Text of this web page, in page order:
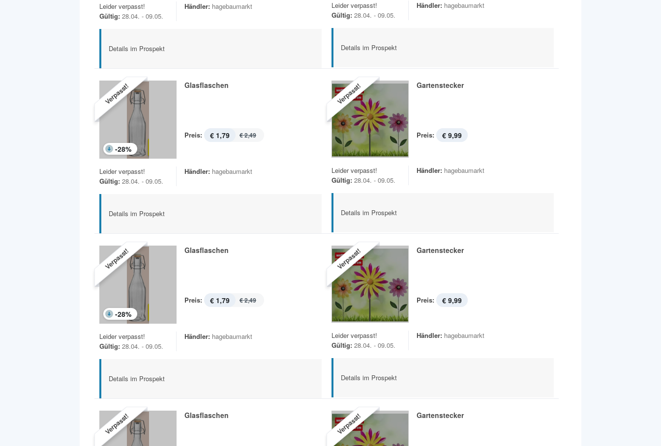
Leider verpasst!
Gültig: 28.04. - 09.05.
Händler: hagebaumarkt
Details im Prospekt
Leider verpasst!
Gültig: 28.04. - 09.05.
Händler: hagebaumarkt
Details im Prospekt
Verpasst!
-28%
Glasflaschen
Preis: € 1,79 € 2,49
Leider verpasst!
Gültig: 28.04. - 09.05.
Händler: hagebaumarkt
Details im Prospekt
Verpasst! Gartenstecker
Preis: € 9,99
Leider verpasst!
Gültig: 28.04. - 09.05.
Händler: hagebaumarkt
Details im Prospekt
Verpasst!
-28%
Glasflaschen
Preis: € 1,79 € 2,49
Leider verpasst!
Gültig: 28.04. - 09.05.
Händler: hagebaumarkt
Details im Prospekt
Verpasst! Gartenstecker
Preis: € 9,99
Leider verpasst!
Gültig: 28.04. - 09.05.
Händler: hagebaumarkt
Details im Prospekt
Verpasst! Glasflaschen Verpasst! Gartenstecker